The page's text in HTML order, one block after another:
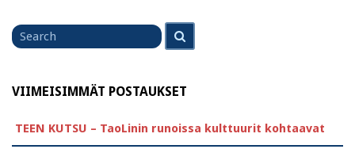
Search
for
VIIMEISIMMÄT POSTAUKSET
TEEN KUTSU – TaoLinin runoissa kulttuurit kohtaavat